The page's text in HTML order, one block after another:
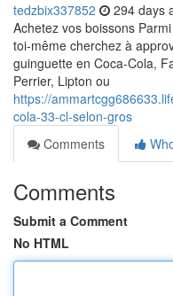
tedzbix337852 294 days
Achetez vos boissons
toi-même cherchez à
guinguette en Coca-Cola,
Perrier, Lipton ou
https://
cola-33-cl-selon-gros
Comments
Comments
Submit a Comment
No HTML